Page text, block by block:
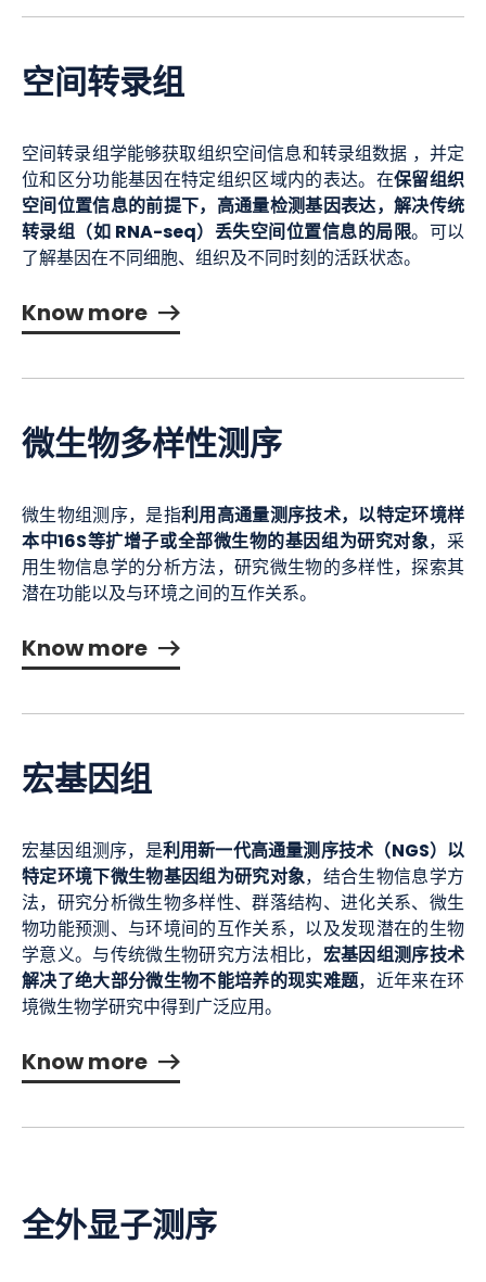
空间转录组
空间转录组学能够获取组织空间信息和转录组数据 ，并定
位和区分功能基因在特定组织区域内的表达。在保留组织
空间位置信息的前提下，高通量检测基因表达，解决传统
转录组（如 RNA-seq）丢失空间位置信息的局限。可以
了解基因在不同细胞、组织及不同时刻的活跃状态。
Know more
微生物多样性测序
微生物组测序，是指利用高通量测序技术，以特定环境样
本中16S等扩增子或全部微生物的基因组为研究对象，采
用生物信息学的分析方法，研究微生物的多样性，探索其
潜在功能以及与环境之间的互作关系。
Know more
宏基因组
宏基因组测序，是利用新一代高通量测序技术（NGS）以
特定环境下微生物基因组为研究对象，结合生物信息学方
法，研究分析微生物多样性、群落结构、进化关系、微生
物功能预测、与环境间的互作关系，以及发现潜在的生物
学意义。与传统微生物研究方法相比， 宏基因组测序技术
解决了绝大部分微生物不能培养的现实难题，近年来在环
境微生物学研究中得到广泛应用。
Know more
全外显子测序